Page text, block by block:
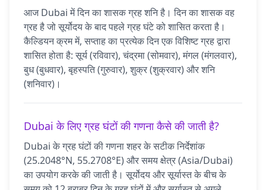
आज Dubai में दिन का शासक ग्रह शनि है। दिन का शासक वह
ग्रह है जो सूर्योदय के बाद पहले ग्रह घंटे को शासित करता है।
कैल्डियन क्रम में, सप्ताह का प्रत्येक दिन एक विशिष्ट ग्रह द्वारा
शासित होता है: सूर्य (रविवार), चंद्रमा (सोमवार), मंगल (मंगलवार),
बुध (बुधवार), बृहस्पति (गुरुवार), शुक्र (शुक्रवार) और शनि
(शनिवार)।
Dubai के लिए ग्रह घंटों की गणना कैसे की जाती है?
Dubai के ग्रह घंटों की गणना शहर के सटीक निर्देशांक
(25.2048°N, 55.2708°E) और समय क्षेत्र (Asia/Dubai)
का उपयोग करके की जाती है। सूर्योदय और सूर्यास्त के बीच के